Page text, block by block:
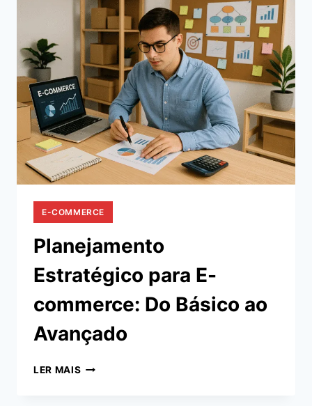
PASSOS
E
INFALÍVEL
E-COMMERCE
Planejamento
Estratégico para E-
commerce: Do Básico ao
Avançado
LER MAIS PLANEJAMENTO